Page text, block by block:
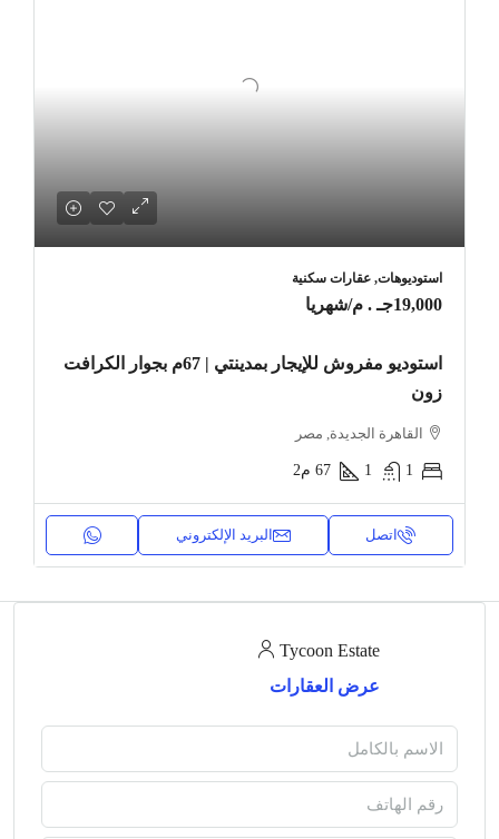
استوديوهات, عقارات سكنية
19,000جـ . م /شهريا
استوديو مفروش للإيجار بمدينتي | 67م بجوار الكرافت
زون
القاهرة الجديدة, مصر
1
1
67 م2
اتصل البريد الإلكتروني
Tycoon Estate
عرض العقارات